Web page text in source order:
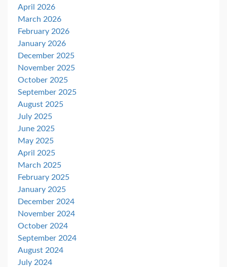
April 2026
March 2026
February 2026
January 2026
December 2025
November 2025
October 2025
September 2025
August 2025
July 2025
June 2025
May 2025
April 2025
March 2025
February 2025
January 2025
December 2024
November 2024
October 2024
September 2024
August 2024
July 2024